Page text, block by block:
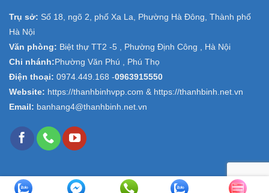
Trụ sở: Số 18, ngõ 2, phố Xa La, Phường Hà Đông, Thành phố
Hà Nội
Văn phòng: Biệt thự TT2 -5 , Phường Định Công , Hà Nội
Chi nhánh: Phường Văn Phú , Phú Thọ
Điện thoại: 0974.449.168 -0963915550
Website: https://thanhbinhvpp.com & https://thanhbinh.net.vn
Email: banhang4@thanhbinh.net.vn
Copyright 2026 © Văn phòng phẩm Thanh Bình